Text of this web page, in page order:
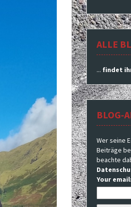
ALLE
... findet
BLOG-
Wer seine
Beiträge
beachte
Your email: